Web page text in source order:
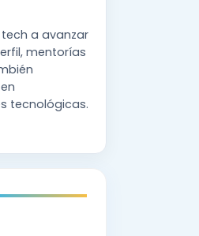
a avanzar
mentorías
tecnológicas.